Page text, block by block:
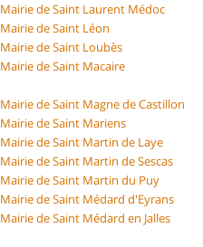
Mairie de Saint Laurent Médoc
Mairie de Saint Léon
Mairie de Saint Loubès
Mairie de Saint Macaire
Mairie de Saint Magne de Castillon
Mairie de Saint Mariens
Mairie de Saint Martin de Laye
Mairie de Saint Martin de Sescas
Mairie de Saint Martin du Puy
Mairie de Saint Médard d'Eyrans
Mairie de Saint Médard en Jalles